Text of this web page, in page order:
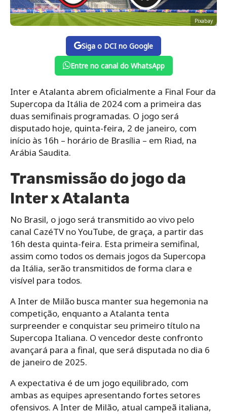
Pixabay
Siga o DCI no Google
Entre no canal do WhatsApp
Inter e Atalanta abrem oficialmente a Final Four da
Supercopa da Itália de 2024 com a primeira das
duas semifinais programadas. O jogo será
disputado hoje, quinta-feira, 2 de janeiro, com
início às 16h – horário de Brasília – em Riad, na
Arábia Saudita.
Transmissão do jogo da
Inter x Atalanta
No Brasil, o jogo será transmitido ao vivo pelo
canal CazéTV no YouTube, de graça, a partir das
16h desta quinta-feira. Esta primeira semifinal,
assim como todos os demais jogos da Supercopa
da Itália, serão transmitidos de forma clara e
visível para todos.
A Inter de Milão busca manter sua hegemonia na
competição, enquanto a Atalanta tenta
surpreender e conquistar seu primeiro título na
Supercopa Italiana. O vencedor deste confronto
avançará para a final, que será disputada no dia 6
de janeiro de 2025.
A expectativa é de um jogo equilibrado, com
ambas as equipes apresentando fortes setores
ofensivos. A Inter de Milão, atual campeã italiana,